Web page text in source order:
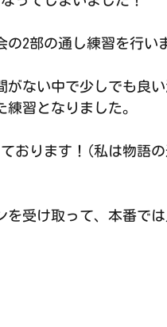
の2部の通し練習を行い
がない中で少しでも良
習となりました。
おります！(私は物語
受け取って、本番で